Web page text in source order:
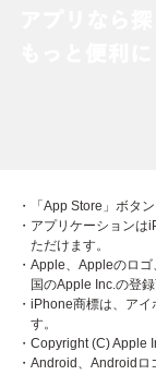
・「App Store」ボタ
・アプリケーション
ただけます。
・Apple、Appleのロ
国のApple Inc.の登録
・iPhone商標は、ア
す。
・Copyright (C) Apple
・Android、Androidロ